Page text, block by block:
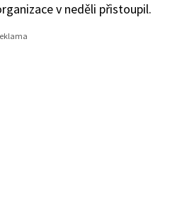
v neděli přistoupil.